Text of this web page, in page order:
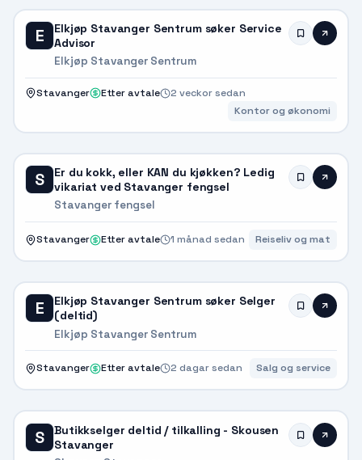
E
Elkjøp Stavanger Sentrum søker Service
Advisor
Elkjøp Stavanger Sentrum
Stavanger Etter avtale
2 veckor sedan
Kontor og økonomi
S
Er du kokk, eller KAN du kjøkken? Ledig
vikariat ved Stavanger fengsel
Stavanger fengsel
Stavanger Etter avtale 1 månad sedan Reiseliv og mat
E
Elkjøp Stavanger Sentrum søker Selger
(deltid)
Elkjøp Stavanger Sentrum
Stavanger Etter avtale 2 dagar sedan Salg og service
S
Butikkselger deltid / tilkalling - Skousen
Stavanger